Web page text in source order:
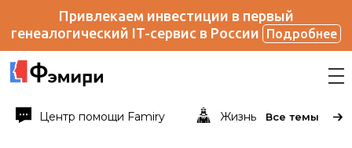
Привлекаем инвестиции в первый
генеалогический IT-сервис в России
Подробнее
Центр помощи Famiry Жизнь известных и
Все темы